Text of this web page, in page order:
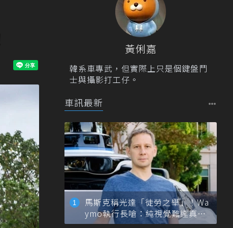
黃俐嘉
韓系車專武，但實際上只是個鍵盤鬥
士與攝影打工仔。
車訊最新
馬斯克稱光達「徒勞之舉」！Wa
ymo執行長嗆：純視覺難達真正
自動駕駛